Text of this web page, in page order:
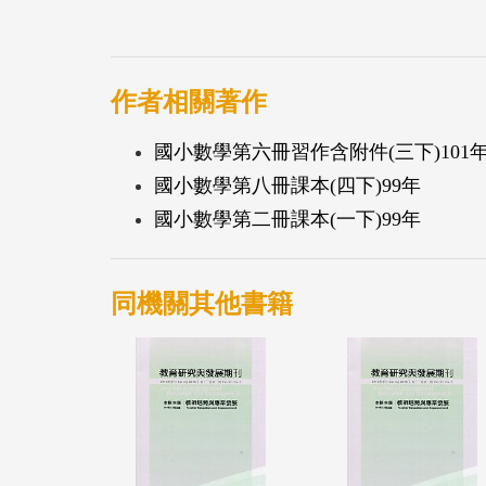
作者相關著作
國小數學第六冊習作含附件(三下)101
國小數學第八冊課本(四下)99年
國小數學第二冊課本(一下)99年
同機關其他書籍